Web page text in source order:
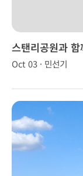
스탠리공원과
Oct 03 · 민선기